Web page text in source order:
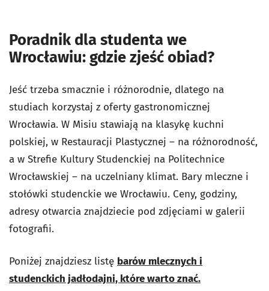
Poradnik dla studenta we
Wrocławiu: gdzie zjeść obiad?
Jeść trzeba smacznie i różnorodnie, dlatego na
studiach korzystaj z oferty gastronomicznej
Wrocławia. W Misiu stawiają na klasykę kuchni
polskiej, w Restauracji Plastycznej – na różnorodność,
a w Strefie Kultury Studenckiej na Politechnice
Wrocławskiej – na uczelniany klimat. Bary mleczne i
stołówki studenckie we Wrocławiu. Ceny, godziny,
adresy otwarcia znajdziecie pod zdjęciami w galerii
fotografii.
Poniżej znajdziesz listę barów mlecznych i
studenckich jadłodajni, które warto znać.